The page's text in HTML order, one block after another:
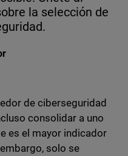
la selección de
on Reddit
de ciberseguridad
consolidar a uno
es el mayor indicador
solo se